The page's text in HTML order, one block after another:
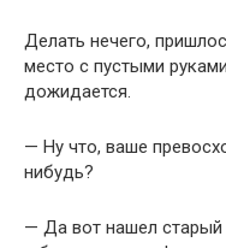
Делать нечего,
место с пустыми
дожидается.
— Ну что, ваше
нибудь?
— Да вот нашел старый